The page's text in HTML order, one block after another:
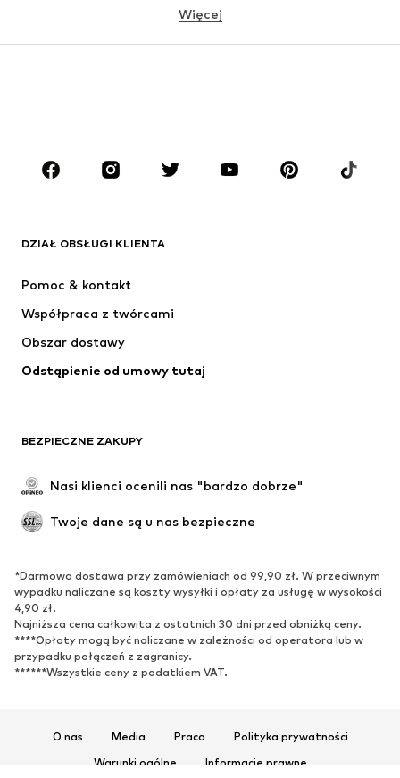
MARKI
Next
Jordan
Więcej
DZIAŁ OBSŁUGI KLIENTA
Pomoc & kontakt
Współpraca z twórcami
Obszar dostawy
Odstąpienie od umowy tutaj
BEZPIECZNE ZAKUPY
Nasi klienci ocenili nas "bardzo dobrze"
Twoje dane są u nas bezpieczne
*Darmowa dostawa przy zamówieniach od 99,90 zł. W przeciwnym
wypadku naliczane są koszty wysyłki i opłaty za usługę w wysokości
4,90 zł.
Najniższa cena całkowita z ostatnich 30 dni przed obniżką ceny.
****Opłaty mogą być naliczane w zależności od operatora lub w
przypadku połączeń z zagranicy.
******Wszystkie ceny z podatkiem VAT.
O nas Media Praca
Polityka prywatności
Warunki ogólne
Informacje prawne